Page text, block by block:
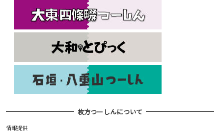
枚方つーしんについて
情報提供